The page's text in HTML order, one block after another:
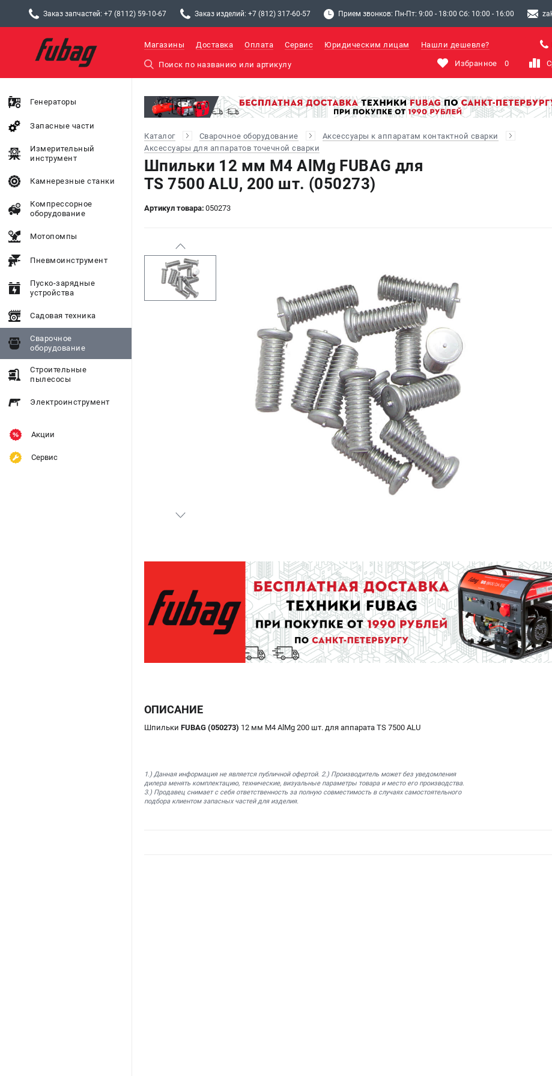
Заказ запчастей: +7 (8112) 59-10-67 Заказ изделий: +7 (812) 317-60-57 Прием звонков: Пн-Пт: 9:00 - 18:00 Сб: 10:00 - 16:00
Магазины Доставка Оплата Сервис Юридическим лицам Нашли дешевле?
Избранное 0
Генераторы
Запасные части
Измерительный
инструмент
Камнерезные станки
Компрессорное
оборудование
Мотопомпы
Пневмоинструмент
Пуско-зарядные
устройства
Садовая техника
Сварочное
оборудование
Строительные
пылесосы
Электроинструмент
Акции
Сервис
Каталог Сварочное оборудование
Аксессуары к аппаратам контактной сварки
Аксессуары для аппаратов точечной сварки
Шпильки 12 мм М4 AlMg FUBAG для
TS 7500 ALU, 200 шт. (050273)
Артикул товара: 050273
ОПИСАНИЕ
Шпильки FUBAG (050273) 12 мм М4 AlMg 200 шт. для аппарата TS 7500 ALU
1.) Данная информация не является публичной офертой. 2.) Производитель может без уведомления
дилера менять комплектацию, технические, визуальные параметры товара и место его производства.
3.) Продавец снимает с себя ответственность за полную совместимость в случаях самостоятельного
подбора клиентом запасных частей для изделия.